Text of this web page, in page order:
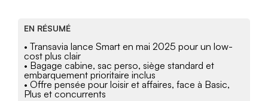
EN RÉSUMÉ
• Transavia lance Smart en mai 2025 pour un low-
cost plus clair
• Bagage cabine, sac perso, siège standard et
embarquement prioritaire inclus
• Offre pensée pour loisir et affaires, face à Basic,
Plus et concurrents